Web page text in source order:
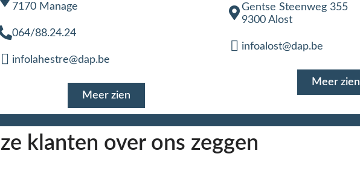
7170 Manage
064/88.24.24
infolahestre@dap.be
Meer zien
Gentse Steenweg 355
9300 Alost
infoalost@dap.be
Meer zien
klanten over ons zeggen